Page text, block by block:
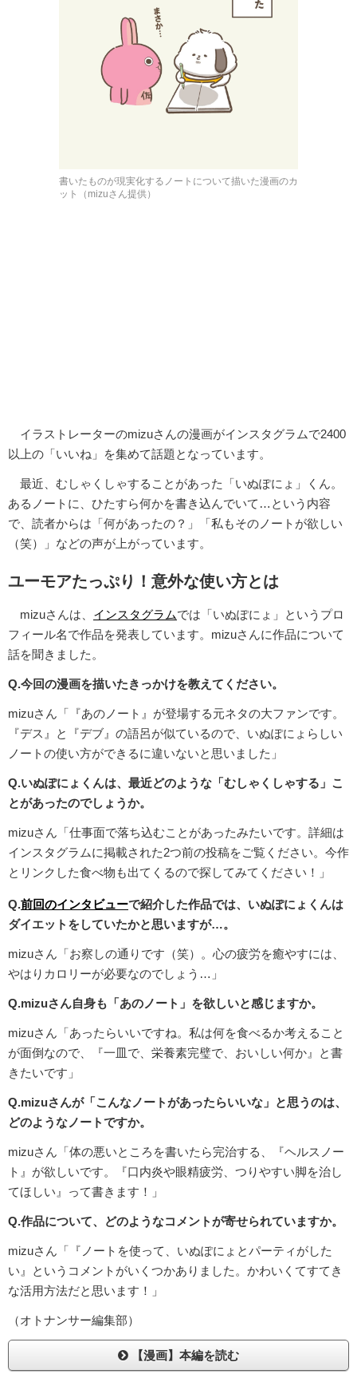
書いたものが現実化するノートについて描いた漫画のカ
ット（mizuさん提供）
イラストレーターのmizuさんの漫画がインスタグラムで2400
以上の「いいね」を集めて話題となっています。
最近、むしゃくしゃすることがあった「いぬぽにょ」くん。
あるノートに、ひたすら何かを書き込んでいて…という内容
で、読者からは「何があったの？」「私もそのノートが欲しい
（笑）」などの声が上がっています。
ユーモアたっぷり！意外な使い方とは
mizuさんは、 インスタグラムでは「いぬぽにょ」というプロ
フィール名で作品を発表しています。mizuさんに作品について
話を聞きました。
Q.今回の漫画を描いたきっかけを教えてください。
mizuさん「『あのノート』が登場する元ネタの大ファンです。
『デス』と『デブ』の語呂が似ているので、いぬぽにょらしい
ノートの使い方ができるに違いないと思いました」
Q.いぬぽにょくんは、最近どのような「むしゃくしゃする」こ
とがあったのでしょうか。
mizuさん「仕事面で落ち込むことがあったみたいです。詳細は
インスタグラムに掲載された2つ前の投稿をご覧ください。今作
とリンクした食べ物も出てくるので探してみてください！」
Q.前回のインタビューで紹介した作品では、いぬぽにょくんは
ダイエットをしていたかと思いますが…。
mizuさん「お察しの通りです（笑）。心の疲労を癒やすには、
やはりカロリーが必要なのでしょう…」
Q.mizuさん自身も「あのノート」を欲しいと感じますか。
mizuさん「あったらいいですね。私は何を食べるか考えること
が面倒なので、『一皿で、栄養素完璧で、おいしい何か』と書
きたいです」
Q.mizuさんが「こんなノートがあったらいいな」と思うのは、
どのようなノートですか。
mizuさん「体の悪いところを書いたら完治する、『ヘルスノー
ト』が欲しいです。『口内炎や眼精疲労、つりやすい脚を治し
てほしい』って書きます！」
Q.作品について、どのようなコメントが寄せられていますか。
mizuさん「『ノートを使って、いぬぽにょとパーティがした
い』というコメントがいくつかありました。かわいくてすてき
な活用方法だと思います！」
（オトナンサー編集部）
【漫画】本編を読む